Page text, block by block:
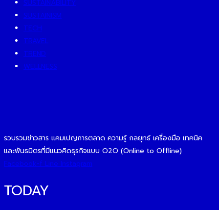
SUSTAINABILITY
SUSTAINISM
TECH
TRAVEL
TREND
WELLNESS
รวบรวมข่าวสาร แคมเปญการตลาด ความรู้ กลยุทธ์ เครื่องมือ เทคนิค
และพันธมิตรที่มีแนวคิดธุรกิจแบบ O2O (Online to Offline)
Facebook-f Line Instagram
TODAY